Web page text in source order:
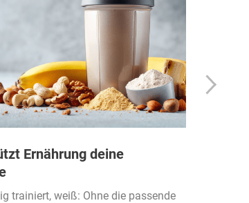
Ernährung deine
trainiert, weiß: Ohne die passende